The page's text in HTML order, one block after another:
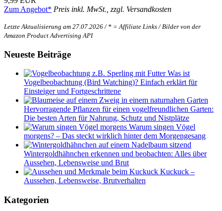
Zum Angebot* Preis inkl. MwSt., zzgl. Versandkosten
Letzte Aktualisierung am 27.07.2026 / * = Affiliate Links / Bilder von der
Amazon Product Advertising API
Neueste Beiträge
Was ist
Vogelbeobachtung (Bird Watching)? Einfach erklärt für
Einsteiger und Fortgeschrittene
Hervorragende Pflanzen für einen vogelfreundlichen Garten:
Die besten Arten für Nahrung, Schutz und Nistplätze
Warum singen Vögel
morgens? – Das steckt wirklich hinter dem Morgengesang
Wintergoldhähnchen erkennen und beobachten: Alles über
Aussehen, Lebensweise und Brut
Kuckuck –
Aussehen, Lebensweise, Brutverhalten
Kategorien